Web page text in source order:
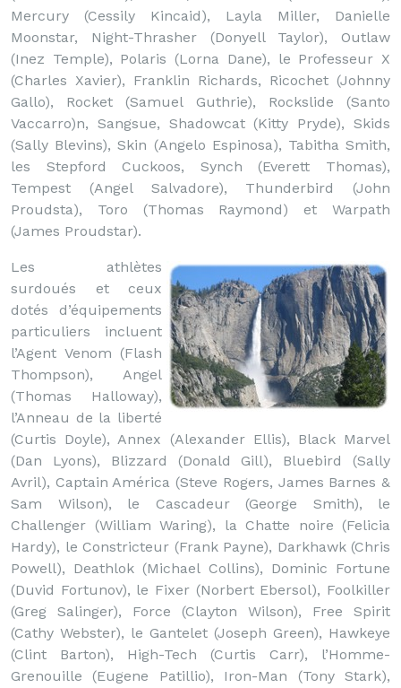
Mercury (Cessily Kincaid), Layla Miller, Danielle
Moonstar, Night-Thrasher (Donyell Taylor), Outlaw
(Inez Temple), Polaris (Lorna Dane), le Professeur X
(Charles Xavier), Franklin Richards, Ricochet (Johnny
Gallo), Rocket (Samuel Guthrie), Rockslide (Santo
Vaccarro)n, Sangsue, Shadowcat (Kitty Pryde), Skids
(Sally Blevins), Skin (Angelo Espinosa), Tabitha Smith,
les Stepford Cuckoos, Synch (Everett Thomas),
Tempest (Angel Salvadore), Thunderbird (John
Proudsta), Toro (Thomas Raymond) et Warpath
(James Proudstar).
Les athlètes
surdoués et ceux
dotés d’équipements
particuliers incluent
l’Agent Venom (Flash
Thompson), Angel
(Thomas Halloway),
l’Anneau de la liberté
(Curtis Doyle), Annex (Alexander Ellis), Black Marvel
(Dan Lyons), Blizzard (Donald Gill), Bluebird (Sally
Avril), Captain América (Steve Rogers, James Barnes &
Sam Wilson), le Cascadeur (George Smith), le
Challenger (William Waring), la Chatte noire (Felicia
Hardy), le Constricteur (Frank Payne), Darkhawk (Chris
Powell), Deathlok (Michael Collins), Dominic Fortune
(Duvid Fortunov), le Fixer (Norbert Ebersol), Foolkiller
(Greg Salinger), Force (Clayton Wilson), Free Spirit
(Cathy Webster), le Gantelet (Joseph Green), Hawkeye
(Clint Barton), High-Tech (Curtis Carr), l’Homme-
Grenouille (Eugene Patillio), Iron-Man (Tony Stark),